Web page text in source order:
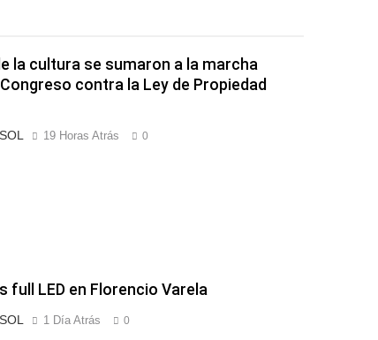
la cultura se sumaron a la marcha
contra la Ley de Propiedad
19 Horas Atrás 0
full LED en Florencio Varela
1 Día Atrás 0